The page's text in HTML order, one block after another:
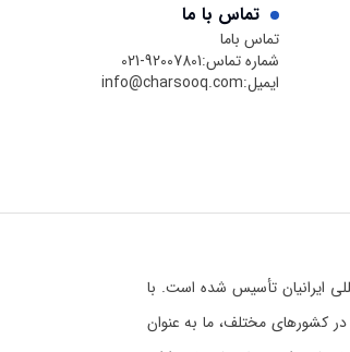
تماس با ما
تماس باما
شماره تماس:021-92007801
ایمیل:info@charsooq.com
بین‌المللی ایرانیان تأسیس شده است. با
در کشورهای مختلف، ما به عنوان